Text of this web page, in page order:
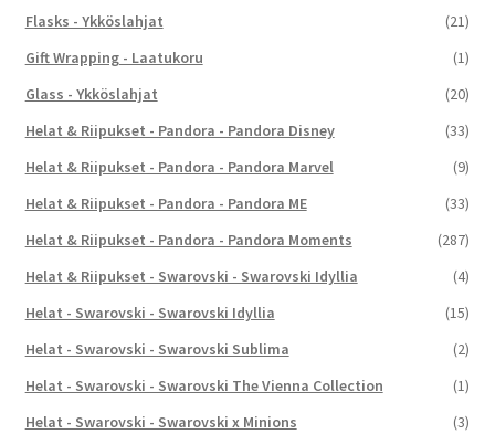
Flasks - Ykköslahjat
(21)
Gift Wrapping - Laatukoru
(1)
Glass - Ykköslahjat
(20)
Helat & Riipukset - Pandora - Pandora Disney
(33)
Helat & Riipukset - Pandora - Pandora Marvel
(9)
Helat & Riipukset - Pandora - Pandora ME
(33)
Helat & Riipukset - Pandora - Pandora Moments
(287)
Helat & Riipukset - Swarovski - Swarovski Idyllia
(4)
Helat - Swarovski - Swarovski Idyllia
(15)
Helat - Swarovski - Swarovski Sublima
(2)
Helat - Swarovski - Swarovski The Vienna Collection
(1)
Helat - Swarovski - Swarovski x Minions
(3)